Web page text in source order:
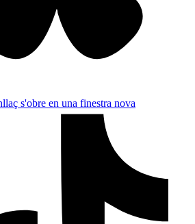
s'obre en una finestra nova